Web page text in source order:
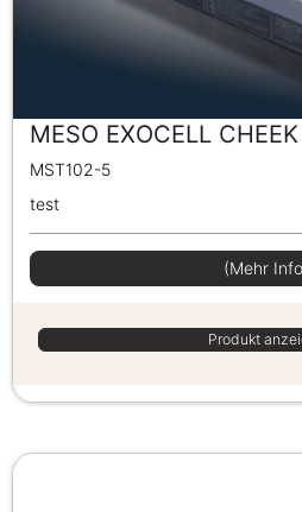
MESO EXOCELL
MST102-5
test
(Mehr
Produkt